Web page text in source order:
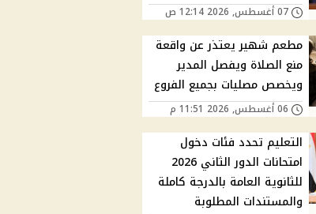
07 أغسطس, 2026 12:14 ص
مطعم شهير يعتذر عن واقعة
منع الصلاة ويفصل المدير
ويخصص مصليات بجميع الفروع
06 أغسطس, 2026 11:51 م
التعليم تحدد فئات دخول
امتحانات الدور الثاني 2026
للثانوية العامة بالدرجة كاملة
والمستندات المطلوبة